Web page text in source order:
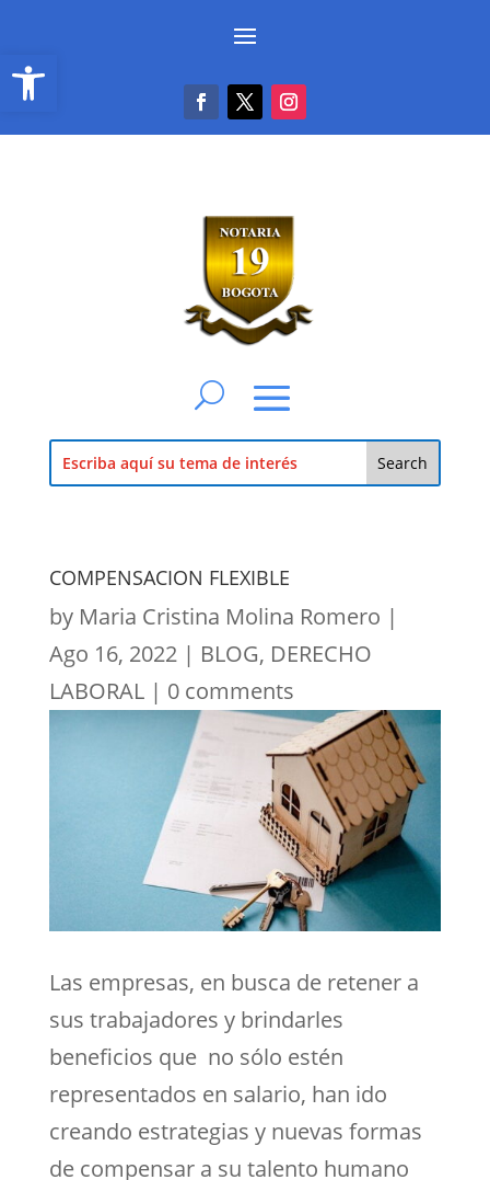
Abrir barra de herramientas
COMPENSACION FLEXIBLE
by Maria Cristina Molina Romero |
Ago 16, 2022| BLOG, DERECHO
LABORAL| 0 comments
Las empresas, en busca de retener a
sus trabajadores y brindarles
beneficios que no sólo estén
representados en salario, han ido
creando estrategias y nuevas formas
de compensar a su talento humano